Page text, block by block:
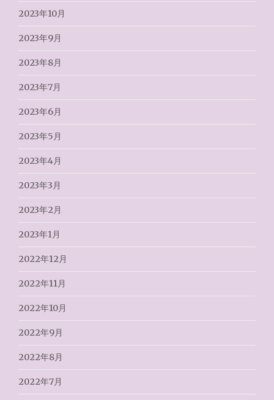
2023年10月
2023年9月
2023年8月
2023年7月
2023年6月
2023年5月
2023年4月
2023年3月
2023年2月
2023年1月
2022年12月
2022年11月
2022年10月
2022年9月
2022年8月
2022年7月